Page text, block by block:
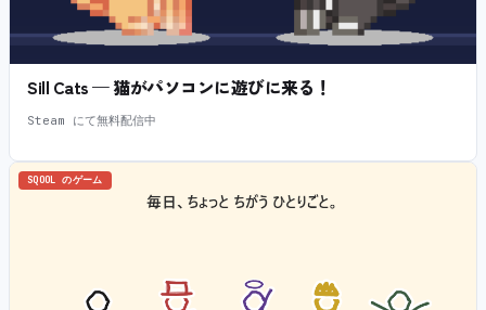
Sill Cats — 猫がパソコンに遊びに来る！
Steam にて無料配信中
SQOOL のゲーム